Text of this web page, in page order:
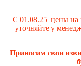
С 01.08.25 цены
уточняйте у
Приносим свои